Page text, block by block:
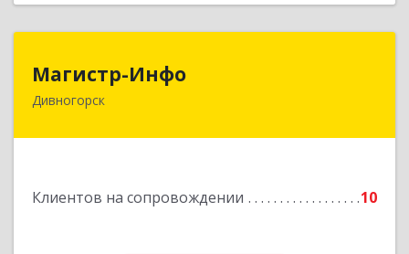
Магистр-Инфо
Дивногорск
Клиентов на сопровождении 10
663090 Красноярский край Дивногорск г